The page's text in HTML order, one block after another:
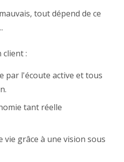
tout dépend de ce
:
par l'écoute active et tous
tant réelle
vie grâce à une vision sous